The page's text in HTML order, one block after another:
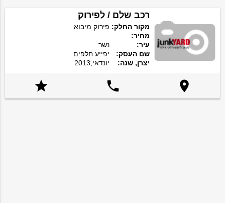
רכב שלם / לפירוק
מקור החלק: פירוק מיבוא
מחיר:
עיר:
נשר
שם העסק:
יפייע חלפים
יצרן, שנה:
יונדאי,2013


